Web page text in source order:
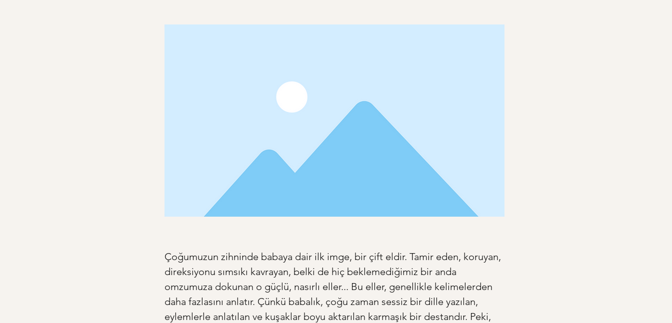
Çoğumuzun zihninde babaya dair ilk imge, bir çift eldir. Tamir eden, koruyan,
direksiyonu sımsıkı kavrayan, belki de hiç beklemediğimiz bir anda
omzumuza dokunan o güçlü, nasırlı eller... Bu eller, genellikle kelimelerden
daha fazlasını anlatır. Çünkü babalık, çoğu zaman sessiz bir dille yazılan,
eylemlerle anlatılan ve kuşaklar boyu aktarılan karmaşık bir destandır. Peki,